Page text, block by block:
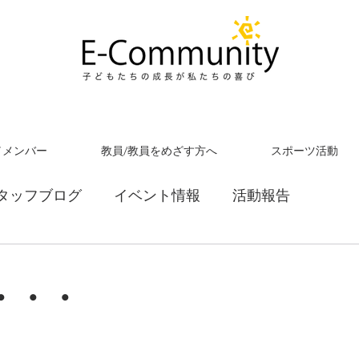
ンバー 教員/教員をめざす方へ スポーツ活動
ッフブログ イベント情報 活動報告
・